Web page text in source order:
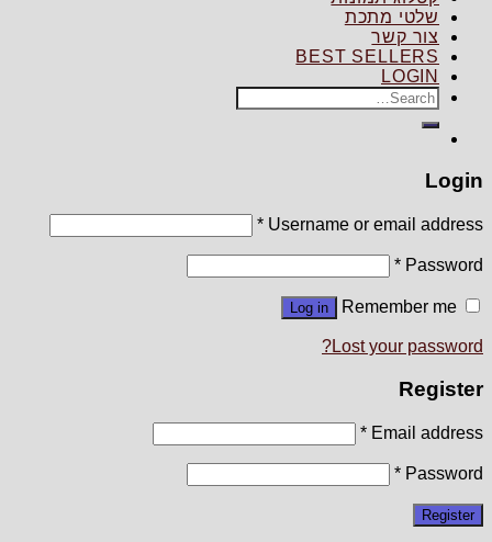
שלטי מתכת
צור קשר
BEST SELLERS
LOGIN
Search
for:
Login
Username or email address
*
Password
*
Remember me
Log in
Lost your password?
Register
Email address
*
Password
*
Register